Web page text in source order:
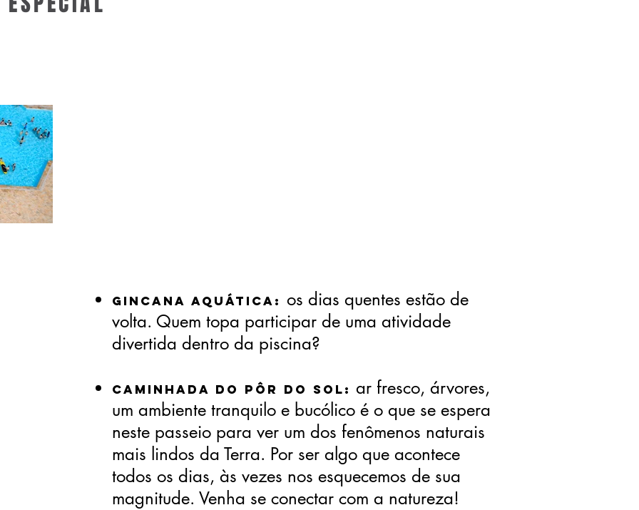
Gincana Aquática: os dias quentes estão de
volta. Quem topa participar de uma atividade
divertida dentro da piscina?
Caminhada do Pôr do Sol: ar fresco, árvores,
um ambiente tranquilo e bucólico é o que se espera
neste passeio para ver um dos fenômenos naturais
mais lindos da Terra. Por ser algo que acontece
todos os dias, às vezes nos esquecemos de sua
magnitude. Venha se conectar com a natureza!